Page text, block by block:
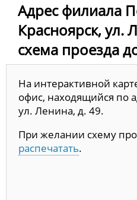
Адрес филиала
Красноярск, ул.
схема проезда
На интерактивной
офис, находящийся по
ул. Ленина, д. 49.
При желании схему
распечатать.